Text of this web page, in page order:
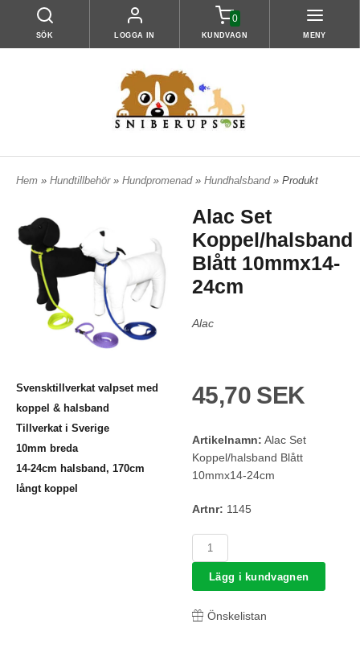
SÖK LOGGA IN
0
KUNDVAGN MENY
Hem » Hundtillbehör » Hundpromenad » Hundhalsband » Produkt
Svensktillverkat valpset med
koppel & halsband
Tillverkat i Sverige
10mm breda
14-24cm halsband, 170cm
långt koppel
Alac Set
Koppel/halsband
Blått 10mmx14-
24cm
Alac
45,70 SEK
Artikelnamn: Alac Set
Koppel/halsband Blått
10mmx14-24cm
Artnr: 1145
Lägg i kundvagnen
Önskelistan